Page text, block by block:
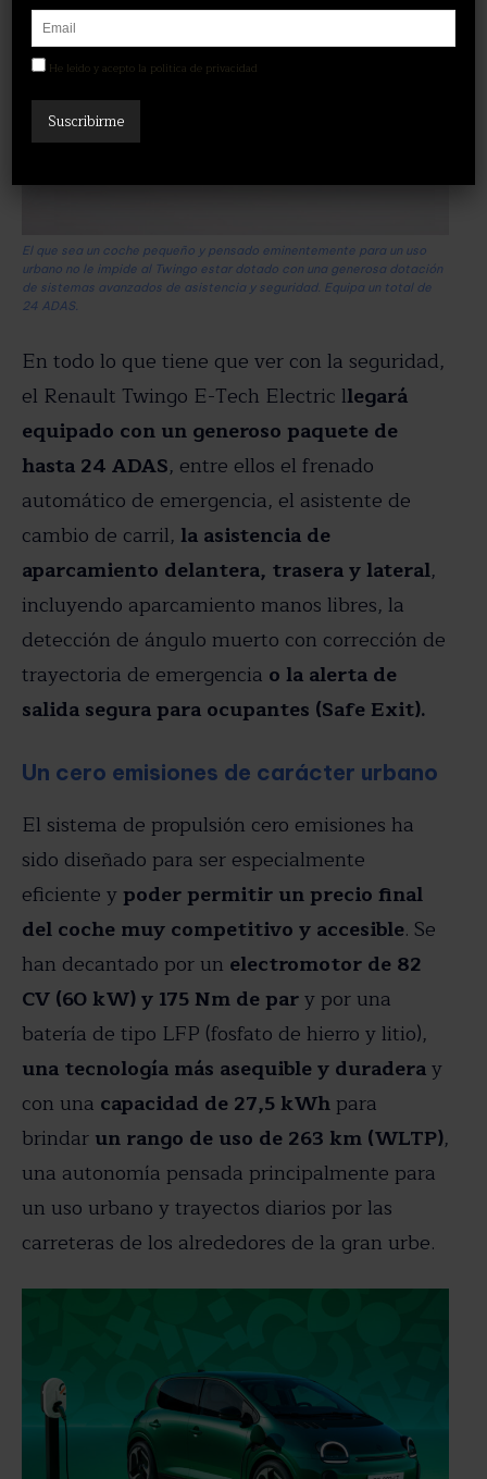
El que sea un coche pequeño y pensado eminentemente para un uso
urbano no le impide al Twingo estar dotado con una generosa dotación
de sistemas avanzados de asistencia y seguridad. Equipa un total de
24 ADAS.
En todo lo que tiene que ver con la seguridad,
el Renault Twingo E-Tech Electric llegará
equipado con un generoso paquete de
hasta 24 ADAS, entre ellos el frenado
automático de emergencia, el asistente de
cambio de carril, la asistencia de
aparcamiento delantera, trasera y lateral,
incluyendo aparcamiento manos libres, la
detección de ángulo muerto con corrección de
trayectoria de emergencia o la alerta de
salida segura para ocupantes (Safe Exit).
Un cero emisiones de carácter urbano
El sistema de propulsión cero emisiones ha
sido diseñado para ser especialmente
eficiente y poder permitir un precio final
del coche muy competitivo y accesible. Se
han decantado por un electromotor de 82
CV (60 kW) y 175 Nm de pary por una
batería de tipo LFP (fosfato de hierro y litio),
una tecnología más asequible y duraderay
con una capacidad de 27,5 kWh para
brindar un rango de uso de 263 km (WLTP),
una autonomía pensada principalmente para
un uso urbano y trayectos diarios por las
carreteras de los alrededores de la gran urbe.
He leído y acepto la política de privacidad